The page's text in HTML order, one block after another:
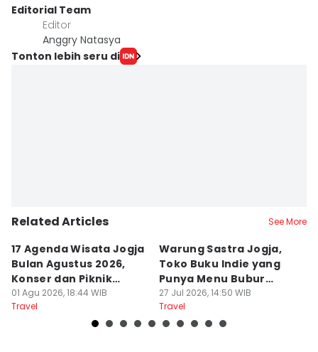
Editorial Team
Editor
Anggry Natasya
Tonton lebih seru di
Related Articles See More
17 Agenda Wisata Jogja
Bulan Agustus 2026,
Konser dan Piknik
Literasi
01 Agu 2026, 18:44 WIB
Travel
Warung Sastra Jogja,
Toko Buku Indie yang
Punya Menu Bubur
Manado
27 Jul 2026, 14:50 WIB
Travel